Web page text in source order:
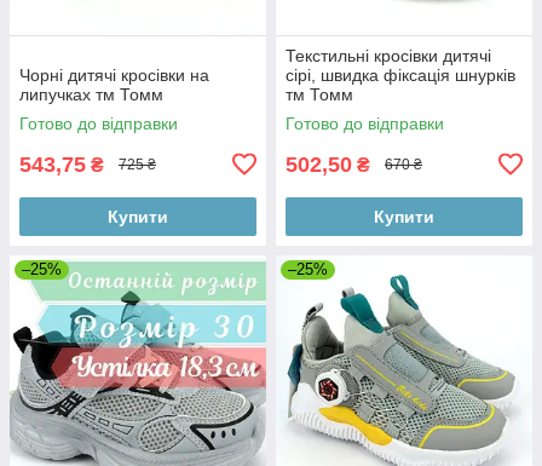
Чорні дитячі кросівки на
липучках тм Томм
Готово до відправки
543,75 ₴ 725 ₴
Купити
Текстильні кросівки дитячі
сірі, швидка фіксація шнурків
тм Томм
Готово до відправки
502,50 ₴ 670 ₴
Купити
–25% –25%